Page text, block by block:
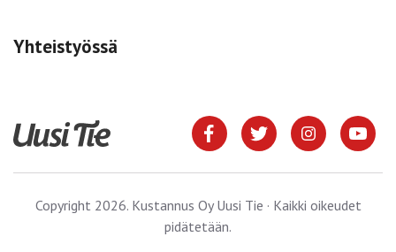
Yhteistyössä
Copyright 2026. Kustannus Oy Uusi Tie · Kaikki oikeudet
pidätetään.